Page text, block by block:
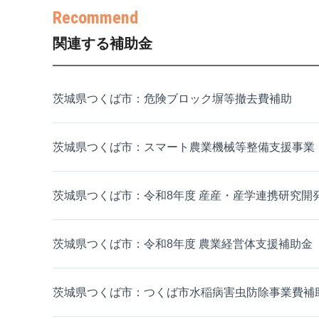
関連する補助金
茨城県つくば市：危険ブロック塀等撤去費補助
茨城県つくば市：スマート農業機械等整備支援事業
茨城県つくば市：令和8年度 産産・産学連携研究開
茨城県つくば市：令和8年度 農業経営体支援補助金
茨城県つくば市：つくば市水稲病害虫防除事業費補